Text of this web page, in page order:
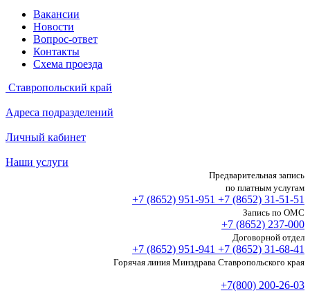
Вакансии
Новости
Вопрос-ответ
Контакты
Схема проезда
Ставропольский край
Адреса подразделений
Личный кабинет
Наши услуги
Предварительная запись
по платным услугам
+7 (8652) 951-951 +7 (8652) 31-51-51
Запись по ОМС
+7 (8652) 237-000
Договорной отдел
+7 (8652) 951-941 +7 (8652) 31-68-41
Горячая линия Минздрава Ставропольского края
+7(800) 200-26-03